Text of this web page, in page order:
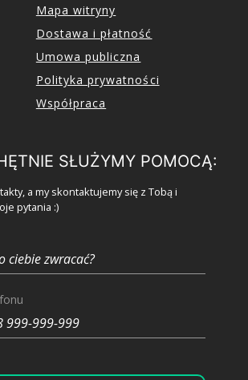
Mapa witryny
Dostawa i płatność
Umowa publiczna
Polityka prywatności
Współpraca
SŁUŻYMY POMOCĄ:
a my skontaktujemy się z Tobą i
pytania :)